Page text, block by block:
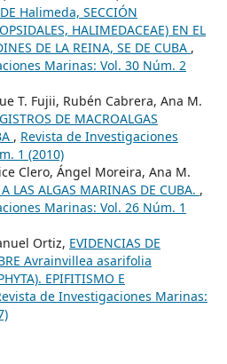
DE Halimeda, SECCIÓN
HALIMEDACEAE) EN EL
DE LA REINA, SE DE CUBA ,
Marinas: Vol. 30 Núm. 2
T. Fujii, Rubén Cabrera, Ana M.
DE MACROALGAS
, Revista de Investigaciones
1 (2010)
Clero, Ángel Moreira, Ana M.
LAS ALGAS MARINAS DE CUBA. ,
Marinas: Vol. 26 Núm. 1
Ortiz, EVIDENCIAS DE
Avrainvillea asarifolia
EPIFITISMO E
de Investigaciones Marinas: